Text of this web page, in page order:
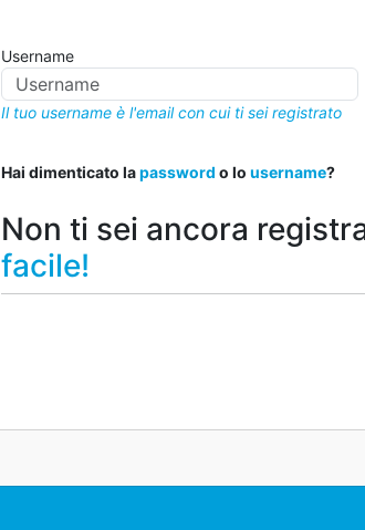
Username
Il tuo username è l'email con cui ti sei registrato
Hai dimenticato lapassword o lo username?
Non ti sei ancora
facile!